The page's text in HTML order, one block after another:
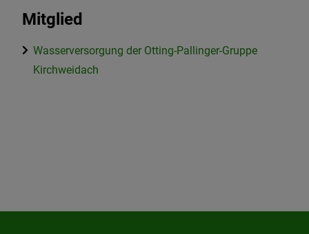
Mitglied
Wasserversorgung der Otting-Pallinger-Gruppe
Kirchweidach